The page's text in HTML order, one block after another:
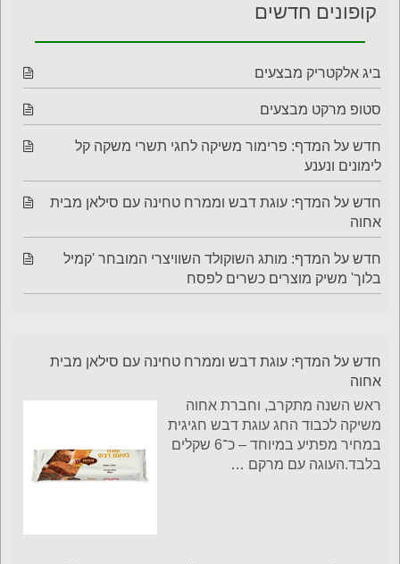
קופונים חדשים
ביג אלקטריק מבצעים
סטופ מרקט מבצעים
חדש על המדף: פרימור משיקה לחגי תשרי משקה קל
לימונים ונענע
חדש על המדף: עוגת דבש וממרח טחינה עם סילאן מבית
אחוה
חדש על המדף: מותג השוקולד השוויצרי המובחר 'קמיל
בלוך' משיק מוצרים כשרים לפסח
חדש על המדף: עוגת דבש וממרח טחינה עם סילאן מבית
אחוה
ראש השנה מתקרב, וחברת אחוה
משיקה לכבוד החג עוגת דבש חגיגית
במחיר מפתיע במיוחד – כ־6 שקלים
בלבד.העוגה עם מרקם …